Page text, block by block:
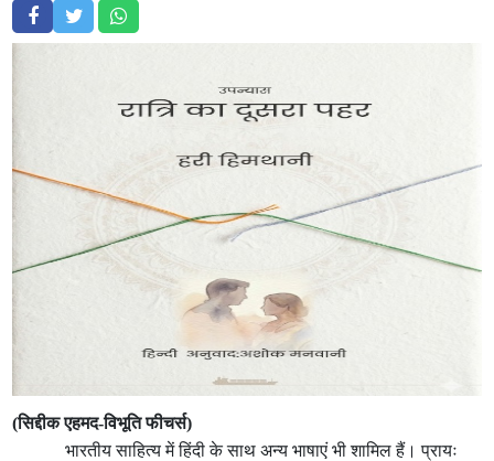
(सिद्दीक एहमद-विभूति फीचर्स)
भारतीय साहित्य में हिंदी के साथ अन्य भाषाएं भी शामिल हैं। प्रायः